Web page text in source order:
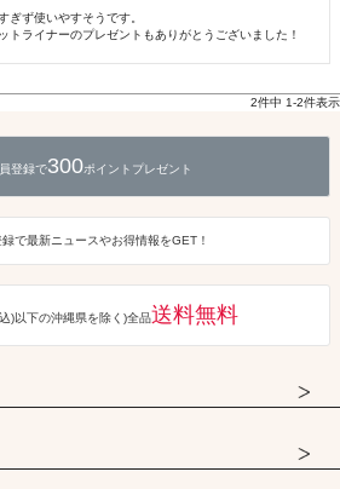
ぎず使いやすそうです。
2件中 1-2件表示
登録で300ポイントプレゼント
で最新ニュースやお得情報をGET！
)以下の沖縄県を除く)全品送料無料